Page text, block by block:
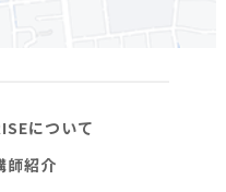
について
師紹介